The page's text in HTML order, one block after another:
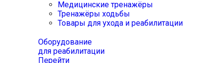
Медицинские тренажёры
Тренажёры ходьбы
Товары для ухода и реабилитации
Оборудование
для реабилитации
Перейти